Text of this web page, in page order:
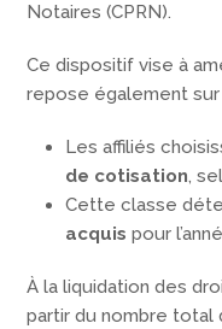
Notaires (CPRN).
Ce dispositif vise à
repose également
Les affiliés
de cotisation,
Cette classe
acquis pour
À la liquidation des
partir du nombre